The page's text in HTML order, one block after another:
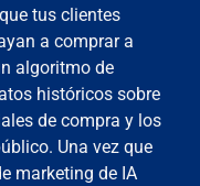
tus clientes
a comprar a
algoritmo de
históricos sobre
de compra y los
Una vez que
marketing de IA